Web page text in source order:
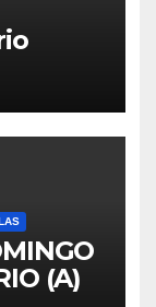
(A)